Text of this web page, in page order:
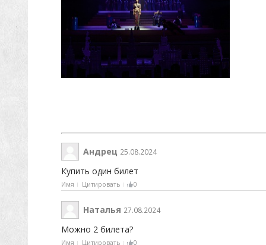
Андрец 25.08.2024
Купить один билет
Имя Цитировать 0
Наталья 27.08.2024
Можно 2 билета?
Имя Цитировать 0